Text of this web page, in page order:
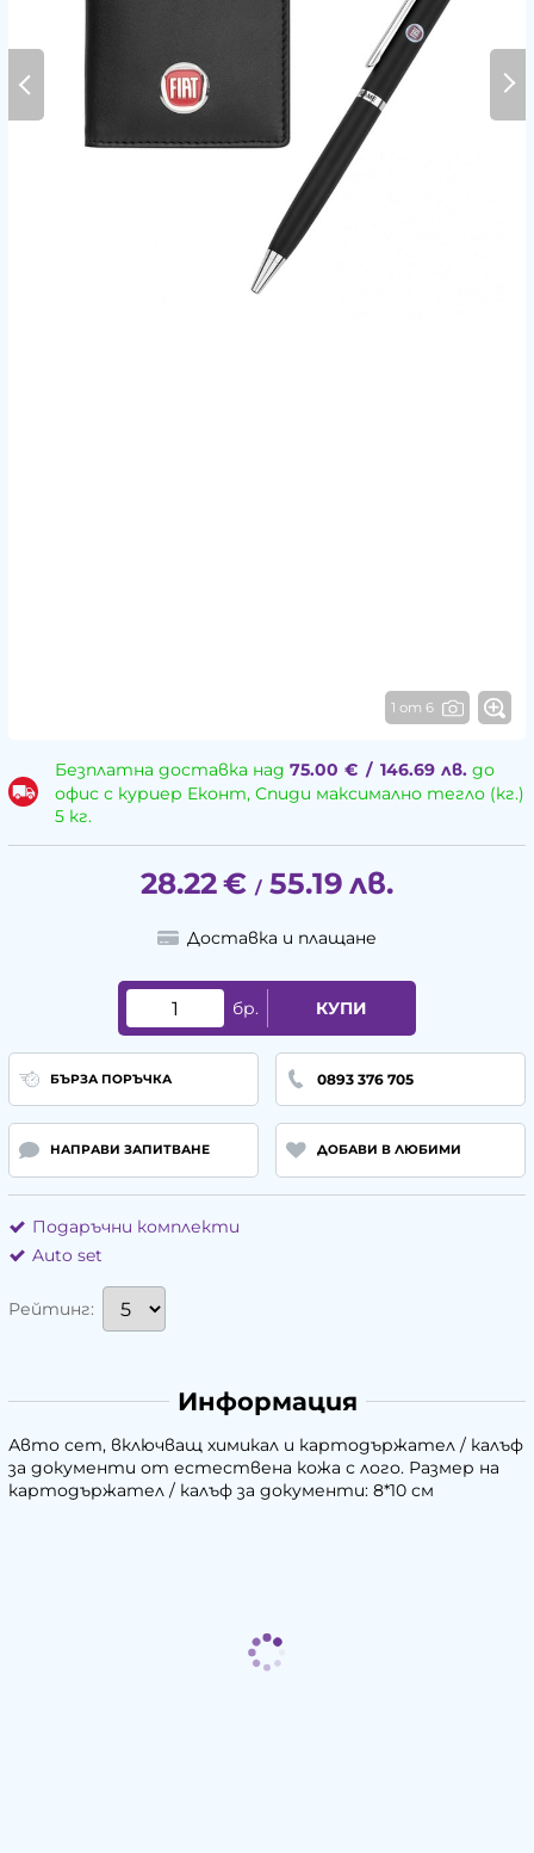
1 от 6
Безплатна доставка над 75.00 € / 146.69 лв.до
офис с куриер Еконт, Спиди максимално тегло (кг.)
5 кг.
28.22€ / 55.19 лв.
Доставка и плащане
бр. КУПИ
БЪРЗА ПОРЪЧКА 0893 376 705
НАПРАВИ ЗАПИТВАНЕ ДОБАВИ В ЛЮБИМИ
Подаръчни комплекти
Auto set
Рейтинг:
Информация
Авто сет, включващ химикал и картодържател / калъф
за документи от естествена кожа с лого. Размер на
картодържател / калъф за документи: 8*10 см